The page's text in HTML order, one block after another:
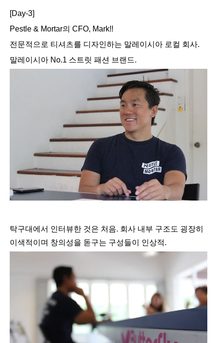
[Day-3]
Pestle & Mortar의 CFO, Mark!!
전문적으로 티셔츠를 디자인하는 말레이시아 로컬 회사.
말레이시아 No.1 스트릿 패션 브랜드.
탁구대에서 인터뷰한 것은 처음. 회사 내부 구조도 굉장히
이색적이며 창의성을 돋구는 구성들이 인상적.